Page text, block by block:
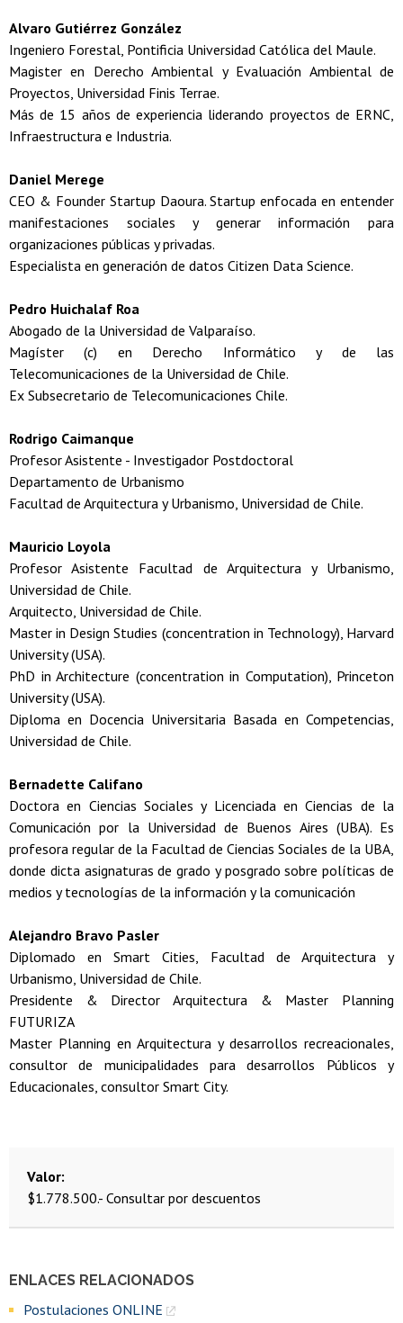
ENLACES RELACIONADOS
Postulaciones ONLINE
Alvaro Gutiérrez González
Ingeniero Forestal, Pontificia Universidad Católica del Maule.
Magister en Derecho Ambiental y Evaluación Ambiental de
Proyectos, Universidad Finis Terrae.
Más de 15 años de experiencia liderando proyectos de ERNC,
Infraestructura e Industria.
Daniel Merege
CEO & Founder Startup Daoura. Startup enfocada en entender
manifestaciones sociales y generar información para
organizaciones públicas y privadas.
Especialista en generación de datos Citizen Data Science.
Pedro Huichalaf Roa
Abogado de la Universidad de Valparaíso.
Magíster (c) en Derecho Informático y de las
Telecomunicaciones de la Universidad de Chile.
Ex Subsecretario de Telecomunicaciones Chile.
Rodrigo Caimanque
Profesor Asistente - Investigador Postdoctoral
Departamento de Urbanismo
Facultad de Arquitectura y Urbanismo, Universidad de Chile.
Mauricio Loyola
Profesor Asistente Facultad de Arquitectura y Urbanismo,
Universidad de Chile.
Arquitecto, Universidad de Chile.
Master in Design Studies (concentration in Technology), Harvard
University (USA).
PhD in Architecture (concentration in Computation), Princeton
University (USA).
Diploma en Docencia Universitaria Basada en Competencias,
Universidad de Chile.
Bernadette Califano
Doctora en Ciencias Sociales y Licenciada en Ciencias de la
Comunicación por la Universidad de Buenos Aires (UBA). Es
profesora regular de la Facultad de Ciencias Sociales de la UBA,
donde dicta asignaturas de grado y posgrado sobre políticas de
medios y tecnologías de la información y la comunicación
Alejandro Bravo Pasler
Diplomado en Smart Cities, Facultad de Arquitectura y
Urbanismo, Universidad de Chile.
Presidente & Director Arquitectura & Master Planning
FUTURIZA
Master Planning en Arquitectura y desarrollos recreacionales,
consultor de municipalidades para desarrollos Públicos y
Educacionales, consultor Smart City.
Valor
$1.778.500.- Consultar por descuentos